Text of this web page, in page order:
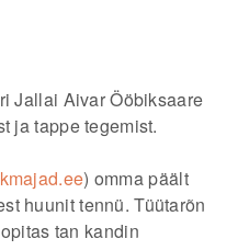
Jallai Aivar Ööbiksaare
ja tappe tegemist.
) omma päält
huunit tennü. Tüütarõn
tan kandin